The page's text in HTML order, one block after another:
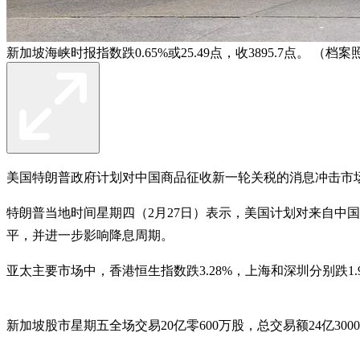
新加坡海峡时报指数跌0.65%或25.49点，收3895.7点。 （档案
美国特朗普政府计划对中国商品征收新一轮关税的消息冲击市
特朗普当地时间星期四（2月27日）表示，美国计划对来自中
平，并进一步影响降息周期。
亚太主要市场中，香港恒生指数跌3.28%，上海和深圳分别跌
新加坡股市星期五全场交易20亿零600万股，总交易额24亿